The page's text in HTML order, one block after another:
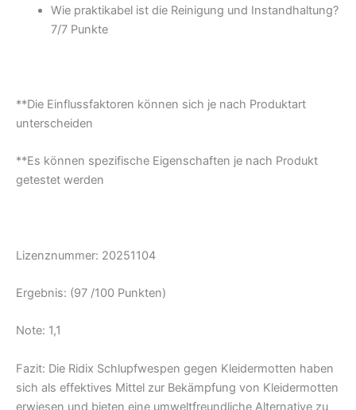
Wie praktikabel ist die Reinigung und Instandhaltung?
7/7 Punkte
**Die Einflussfaktoren können sich je nach Produktart
unterscheiden
**Es können spezifische Eigenschaften je nach Produkt
getestet werden
Lizenznummer: 20251104
Ergebnis: (97 /100 Punkten)
Note: 1,1
Fazit: Die Ridix Schlupfwespen gegen Kleidermotten haben
sich als effektives Mittel zur Bekämpfung von Kleidermotten
erwiesen und bieten eine umweltfreundliche Alternative zu